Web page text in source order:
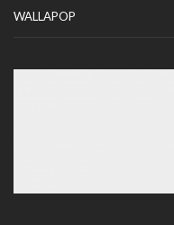
WALLAPOP